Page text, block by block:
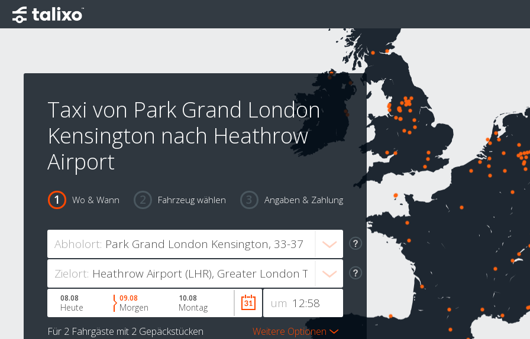
Taxi von Park Grand London
Kensington nach Heathrow
Airport
Wo & Wann Fahrzeug wählen Angaben & Zahlung
Abholort:
Zielort:
um
08.08
Heute
09.08
Morgen
10.08
Montag
Für 2 Fahrgäste mit 2 Gepäckstücken Weitere Optionen